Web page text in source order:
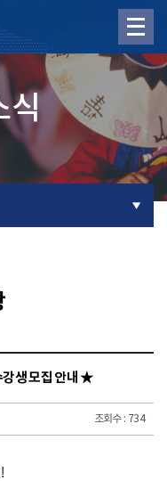
식
생 모집 안내 ★
조회수 : 734